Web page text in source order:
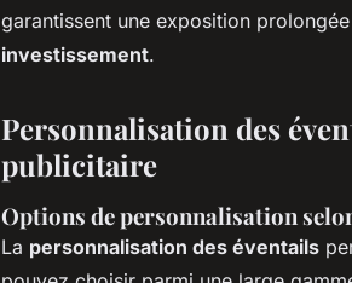
garantissent une exposition
investissement.
Personnalisation des
publicitaire
Options de personnalisation
La personnalisation des éventails